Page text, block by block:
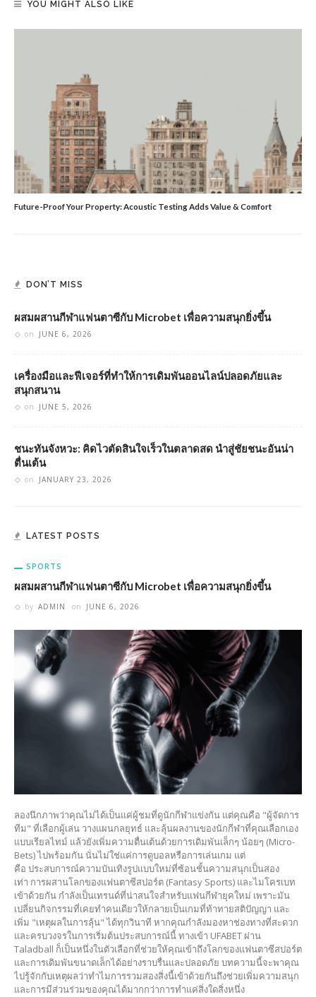
YOU MIGHT ALSO LIKE
Future-Proof Your Property: Acoustic Testing Adds Value & Comfort
DON’T MISS
ผสมผสานกีฬาแฟนตาซีกับ Microbet เพื่อความสนุกยิ่งขึ้น
on JUNE 6, 2026
เครื่องมือและฟีเจอร์ที่ทำให้การเดิมพันออนไลน์ปลอดภัยและ
สนุกสนาน
on JUNE 5, 2026
ชนะทันจังหวะ: คิดไวตัดสินใจเร็วในตลาดสด นำสู่ชัยชนะอันน่า
ตื่นเต้น
on JANUARY 23, 2026
LATEST POSTS
SPORTS
ผสมผสานกีฬาแฟนตาซีกับ Microbet เพื่อความสนุกยิ่งขึ้น
by ADMIN on JUNE 6, 2026
ลองนึกภาพว่าคุณไม่ได้เป็นแค่ผู้ชมที่ดูนักกีฬาแข่งกัน แต่คุณคือ "ผู้จัดการ
ทีม" ที่เลือกผู้เล่น วางแผนกลยุทธ์ และลุ้นผลงานของนักกีฬาที่คุณเลือกเอง
แบบเรียลไทม์ แล้วยังเพิ่มความตื่นเต้นด้วยการเดิมพันเล็กๆ น้อยๆ (Micro-
Bets) ไปพร้อมกัน นั่นไม่ใช่แค่การดูบอลหรือการเล่นเกม แต่
คือ ประสบการณ์ความบันเทิงรูปแบบใหม่ที่ซ้อนชั้นความสนุกเป็นสอง
เท่า การผสานโลกของแฟนตาซีสปอร์ต (Fantasy Sports) และไมโครเบท
เข้าด้วยกัน กำลังเป็นเทรนด์ที่น่าสนใจสำหรับแฟนกีฬายุคใหม่ เพราะมัน
เปลี่ยนกิจกรรมที่เคยทำคนเดียวให้กลายเป็นเกมที่ท้าทายสติปัญญา และ
เพิ่ม "เหตุผลในการลุ้น" ได้ทุกวินาที หากคุณกำลังมองหาช่องทางที่สะดวก
และครบวงจรในการเริ่มต้นประสบการณ์นี้ ทางเข้า UFABET ผ่าน
Taladball ก็เป็นหนึ่งในตัวเลือกที่ช่วยให้คุณเข้าถึงโลกของแฟนตาซีสปอร์ต
และการเดิมพันขนาดเล็กได้อย่างราบรื่นและปลอดภัย บทความนี้จะพาคุณ
ไปรู้จักกับเหตุผลว่าทำไมการรวมสองสิ่งนี้เข้าด้วยกันถึงช่วยเพิ่มความสนุก
และการมีส่วนร่วมของคุณได้มากกว่าการทำแค่สิ่งใดสิ่งหนึ่ง